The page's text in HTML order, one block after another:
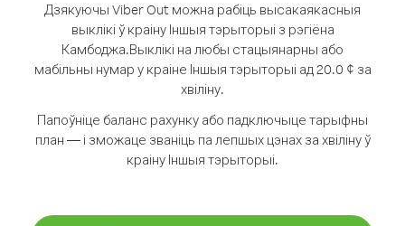
Дзякуючы Viber Out можна рабіць высакаякасныя
выклікі ў краіну Іншыя тэрыторыі з рэгіёна
Камбоджа.Выклікі на любы стацыянарны або
мабільны нумар у краіне Іншыя тэрыторыі ад 20.0 ¢ за
хвіліну.
Папоўніце баланс рахунку або падключыце тарыфны
план — і зможаце званіць па лепшых цэнах за хвіліну ў
краіну Іншыя тэрыторыі.